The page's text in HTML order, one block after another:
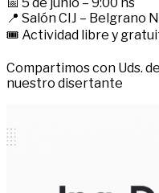
📍 Salón CIJ – Belgrano
🎟️ Actividad libre y
Compartimos con Uds.
nuestro disertante